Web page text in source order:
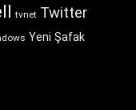
tvnet Twitter
Yeni Şafak